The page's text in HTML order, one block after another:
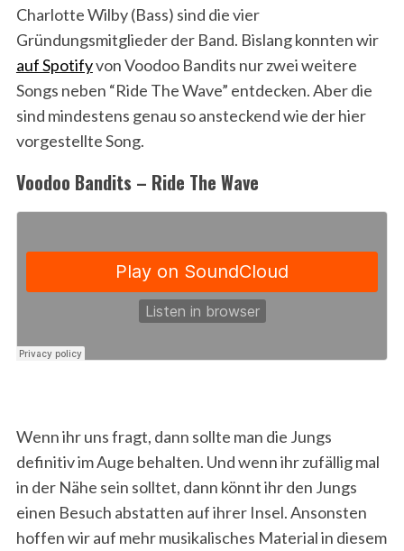
Charlotte Wilby (Bass) sind die vier
Gründungsmitglieder der Band. Bislang konnten wir
auf Spotifyvon Voodoo Bandits nur zwei weitere
Songs neben “Ride The Wave” entdecken. Aber die
sind mindestens genau so ansteckend wie der hier
vorgestellte Song.
Voodoo Bandits – Ride The Wave
Wenn ihr uns fragt, dann sollte man die Jungs
definitiv im Auge behalten. Und wenn ihr zufällig mal
in der Nähe sein solltet, dann könnt ihr den Jungs
einen Besuch abstatten auf ihrer Insel. Ansonsten
hoffen wir auf mehr musikalisches Material in diesem